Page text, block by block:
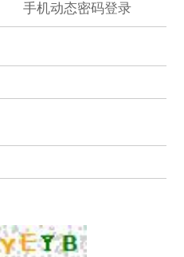
手机动态密码登录